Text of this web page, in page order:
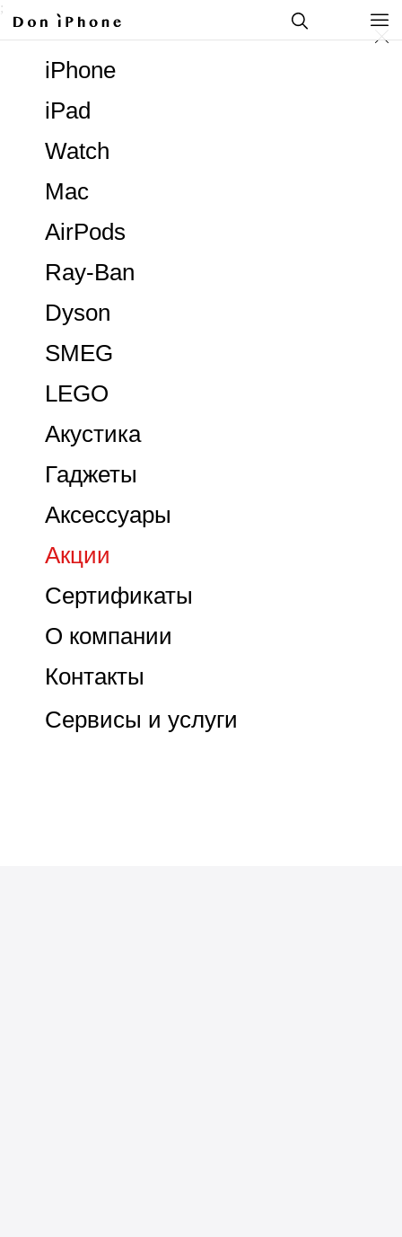
;
Контакты
О компании
Сертификаты
Акции
Аксессуары
Гаджеты
Акустика
Dyson
AirPods
Ray-Ban
LEGO
SMEG
Mac
Watch
iPad
iPhone
Сервисы и услуги